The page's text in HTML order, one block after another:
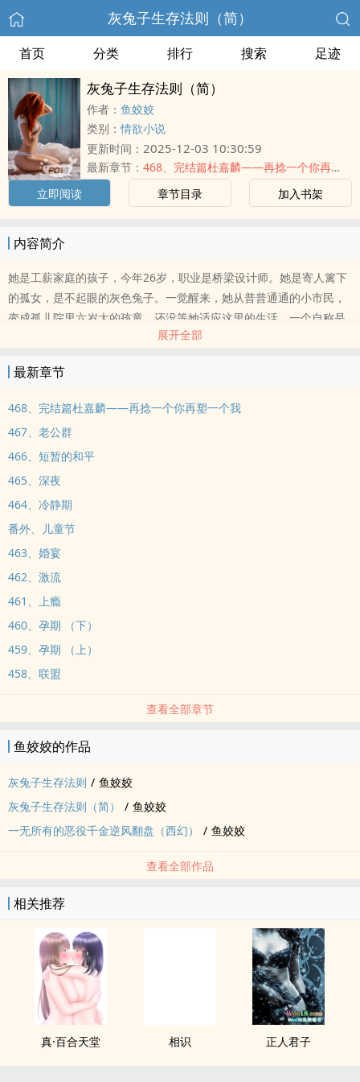
灰兔子生存法则（简）
首页 分类 排行 搜索 足迹
灰兔子生存法则（简）
作者： 鱼姣姣
类别：情欲小说
更新时间： 2025-12-03 10:30:59
最新章节： 468、完结篇杜嘉麟——再捻一个你再塑一个我
立即阅读
章节目录 加入书架
内容简介
她是工薪家庭的孩子，今年26岁，职业是桥梁设计师。她是寄人篱下
的孤女，是不起眼的灰色兔子。一觉醒来，她从普普通通的小市民，
变成孤儿院里六岁大的孩童。还没等她适应这里的生活，一个自称是
展开全部
最新章节
468、完结篇杜嘉麟——再捻一个你再塑一个我
467、老公群
466、短暂的和平
465、深夜
464、冷静期
番外、儿童节
463、婚宴
462、激流
461、上瘾
460、孕期 （下）
459、孕期 （上）
458、联盟
查看全部章节
鱼姣姣的作品
灰兔子生存法则 / 鱼姣姣
灰兔子生存法则（简）
/ 鱼姣姣
一无所有的恶役千金逆风翻盘（西幻）
/ 鱼姣姣
查看全部作品
相关推荐
真·百合天堂 相识 正人君子